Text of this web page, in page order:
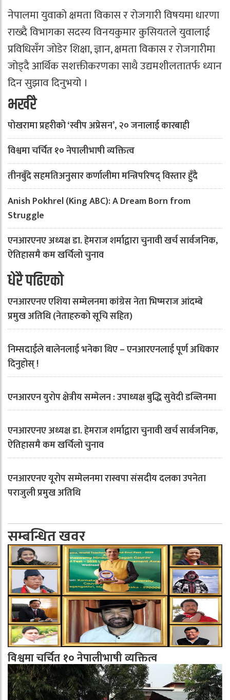
नेपालमा युवाको क्षमता विकास र रोजगारी विषयमा धारणा
राख्दै विभागका सदस्य विनयकुमार कुसियतले युवालाई
प्रविधिसँग जोडेर शिक्षा, ज्ञान, क्षमता विकास र रोजगारीमा
जोड्दै आर्थिक सशक्तीकरणका साथै उद्यमशीलतातर्फ ध्यान
दिन सुझाव दिनुभयो ।
भर्खरै
पोखरामा प्रहरीको ‘स्वीप अप्रेसन’, २० जनालाई कारबाही
विश्वमा चर्चित १० नेपालीभाषी व्यक्तित्व
तीनबुँदे सहमतिअनुसार कर्णालीमा मन्त्रिपरिषद् विस्तार हुँदै
Anish Pokhrel (King ABC): A Dream Born from
Struggle
एनआरएनए अध्यक्ष डा. हेमराज शर्माद्वारा चुनावी खर्च सार्वजनिक,
ऐतिहासमै कम खर्चिलो चुनाव
धेरै पढिएको
एनआरएनए एशिया सम्मेलनमा कांग्रेस नेता भिष्मराज आंदम्बे
प्रमुख अतिथि (नेताहरुको सूचि सहित)
निम्सदाईले बालेनलाई भनेका थिए – एनआरएनलाई पूर्ण अधिकार
दिनुहोस् !
एनआरएन युरोप क्षेत्रीय सम्मेलन : उपाध्यक्ष बुद्धि सुवेदी डब्लिनमा
एनआरएनए अध्यक्ष डा. हेमराज शर्माद्वारा चुनावी खर्च सार्वजनिक,
ऐतिहासमै कम खर्चिलो चुनाव
एनआरएनए यूरोप सम्मेलनमा रास्वपा संसदीय दलका उपनेता
पराजुली प्रमुख अतिथि
सम्बन्धित खवर
विश्वमा चर्चित १० नेपालीभाषी व्यक्तित्व